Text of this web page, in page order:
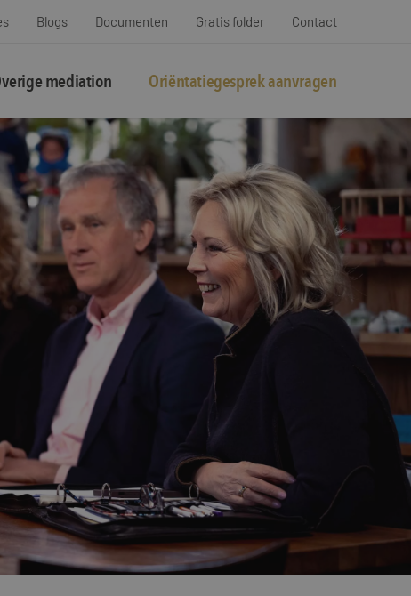
Blogs Documenten Gratis folder Contact
mediation Oriëntatiegesprek aanvragen